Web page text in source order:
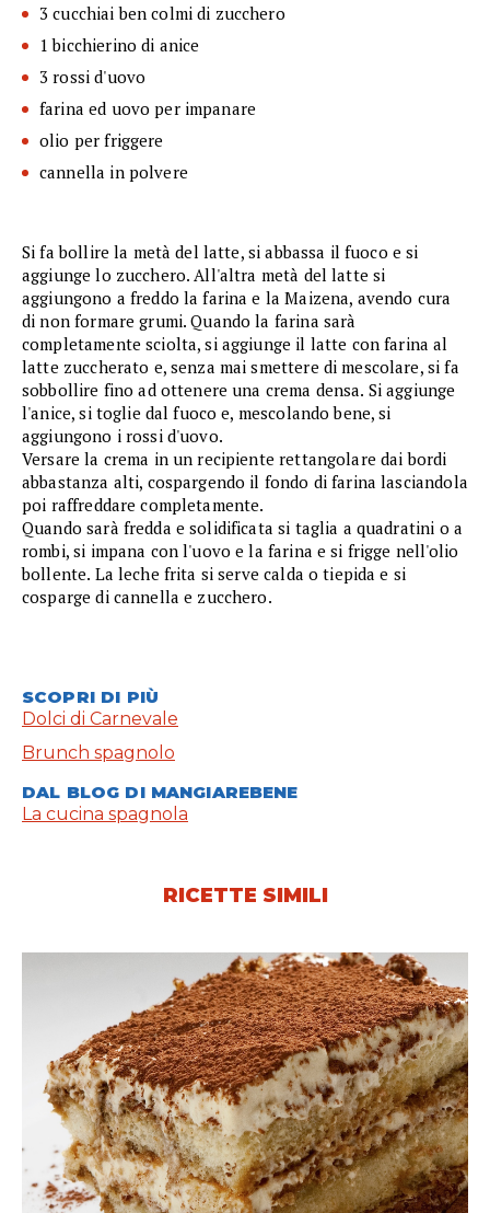
3 cucchiai ben colmi di zucchero
1 bicchierino di anice
3 rossi d'uovo
farina ed uovo per impanare
olio per friggere
cannella in polvere
Si fa bollire la metà del latte, si abbassa il fuoco e si
aggiunge lo zucchero. All'altra metà del latte si
aggiungono a freddo la farina e la Maizena, avendo cura
di non formare grumi. Quando la farina sarà
completamente sciolta, si aggiunge il latte con farina al
latte zuccherato e, senza mai smettere di mescolare, si fa
sobbollire fino ad ottenere una crema densa. Si aggiunge
l'anice, si toglie dal fuoco e, mescolando bene, si
aggiungono i rossi d'uovo.
Versare la crema in un recipiente rettangolare dai bordi
abbastanza alti, cospargendo il fondo di farina lasciandola
poi raffreddare completamente.
Quando sarà fredda e solidificata si taglia a quadratini o a
rombi, si impana con l'uovo e la farina e si frigge nell'olio
bollente. La leche frita si serve calda o tiepida e si
cosparge di cannella e zucchero.
SCOPRI DI PIÙ
Dolci di Carnevale
Brunch spagnolo
DAL BLOG DI MANGIAREBENE
La cucina spagnola
RICETTE SIMILI